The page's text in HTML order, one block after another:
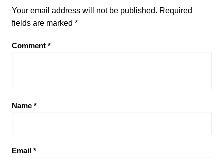
Your email address will not be published. Required
fields are marked *
Comment *
Name *
Email *